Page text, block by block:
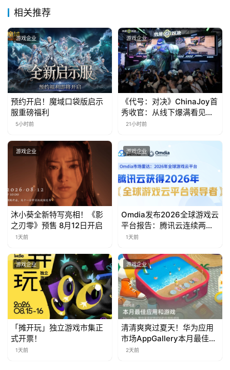
7
月
3
0
日
茶
接
会
上
站
中
文
中
国
相关推荐
游戏企业
预约开启！魔域口袋版启示
服重磅福利
5小时前
游戏企业
《代号：对决》ChinaJoy首
秀收官：从线下爆满看见玩
家的真实期待
21小时前
游戏企业
沐小葵全新特写亮相！《影
之刃零》预售 8月12日开启
1天前
游戏企业
Omdia发布2026全球游戏云
平台报告：腾讯云连续两年
入选“领导者”象限
1天前
游戏企业
「摊开玩」独立游戏市集正
式开票！
1天前
游戏企业
清清爽爽过夏天！华为应用
市场AppGallery本月最佳上
新，款款提升幸福感
2天前